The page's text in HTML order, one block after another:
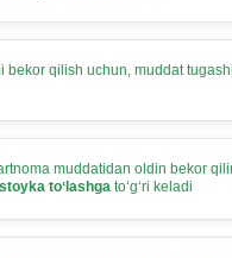
bekor qilish uchun, muddat
muddatidan oldin bekor
toʻlashga toʻgʻri keladi